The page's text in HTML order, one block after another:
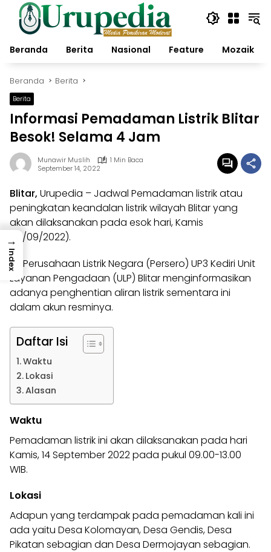
Langsung
konten
Beranda
Berita Nasional Feature Mozaik
Beranda Berita
Berita
Informasi Pemadaman Listrik Blitar
Besok! Selama 4 Jam
Munawir Muslih
1 Min Baca
September 14, 2022
Blitar, Urupedia – Jadwal Pemadaman listrikatau
peningkatan keandalan listrik wilayah Blitar yang
akan dilaksanakan pada esok hari, Kamis
(15/09/2022).
PT Perusahaan Listrik Negara (Persero) UP3 Kediri Unit
Layanan Pengadaan (ULP) Blitar menginformasikan
adanya penghentian aliran listrik sementara ini
dalam akun resminya.
Daftar Isi
Waktu
Lokasi
Alasan
Waktu
Pemadaman listrikini akan dilaksanakan pada hari
Kamis, 14 September 2022 pada pukul 09.00-13.00
WIB.
Lokasi
Adapun yang terdampak pada pemadaman kali ini
ada yaitu Desa Kolomayan, Desa Gendis, Desa
Pikatan sebagian dan Desa Dermojayan sebagian.
→
Index